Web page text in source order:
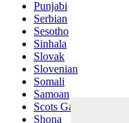
Punjabi
Serbian
Sesotho
Sinhala
Slovak
Slovenian
Somali
Samoan
Scots Gaelic
Shona